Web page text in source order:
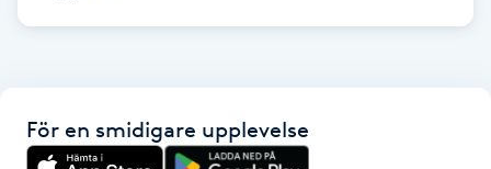
Gravidyoga
För en smidigare upplevelse